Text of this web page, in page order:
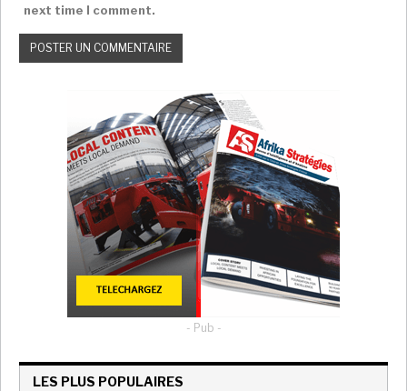
next time I comment.
- Pub -
LES PLUS POPULAIRES